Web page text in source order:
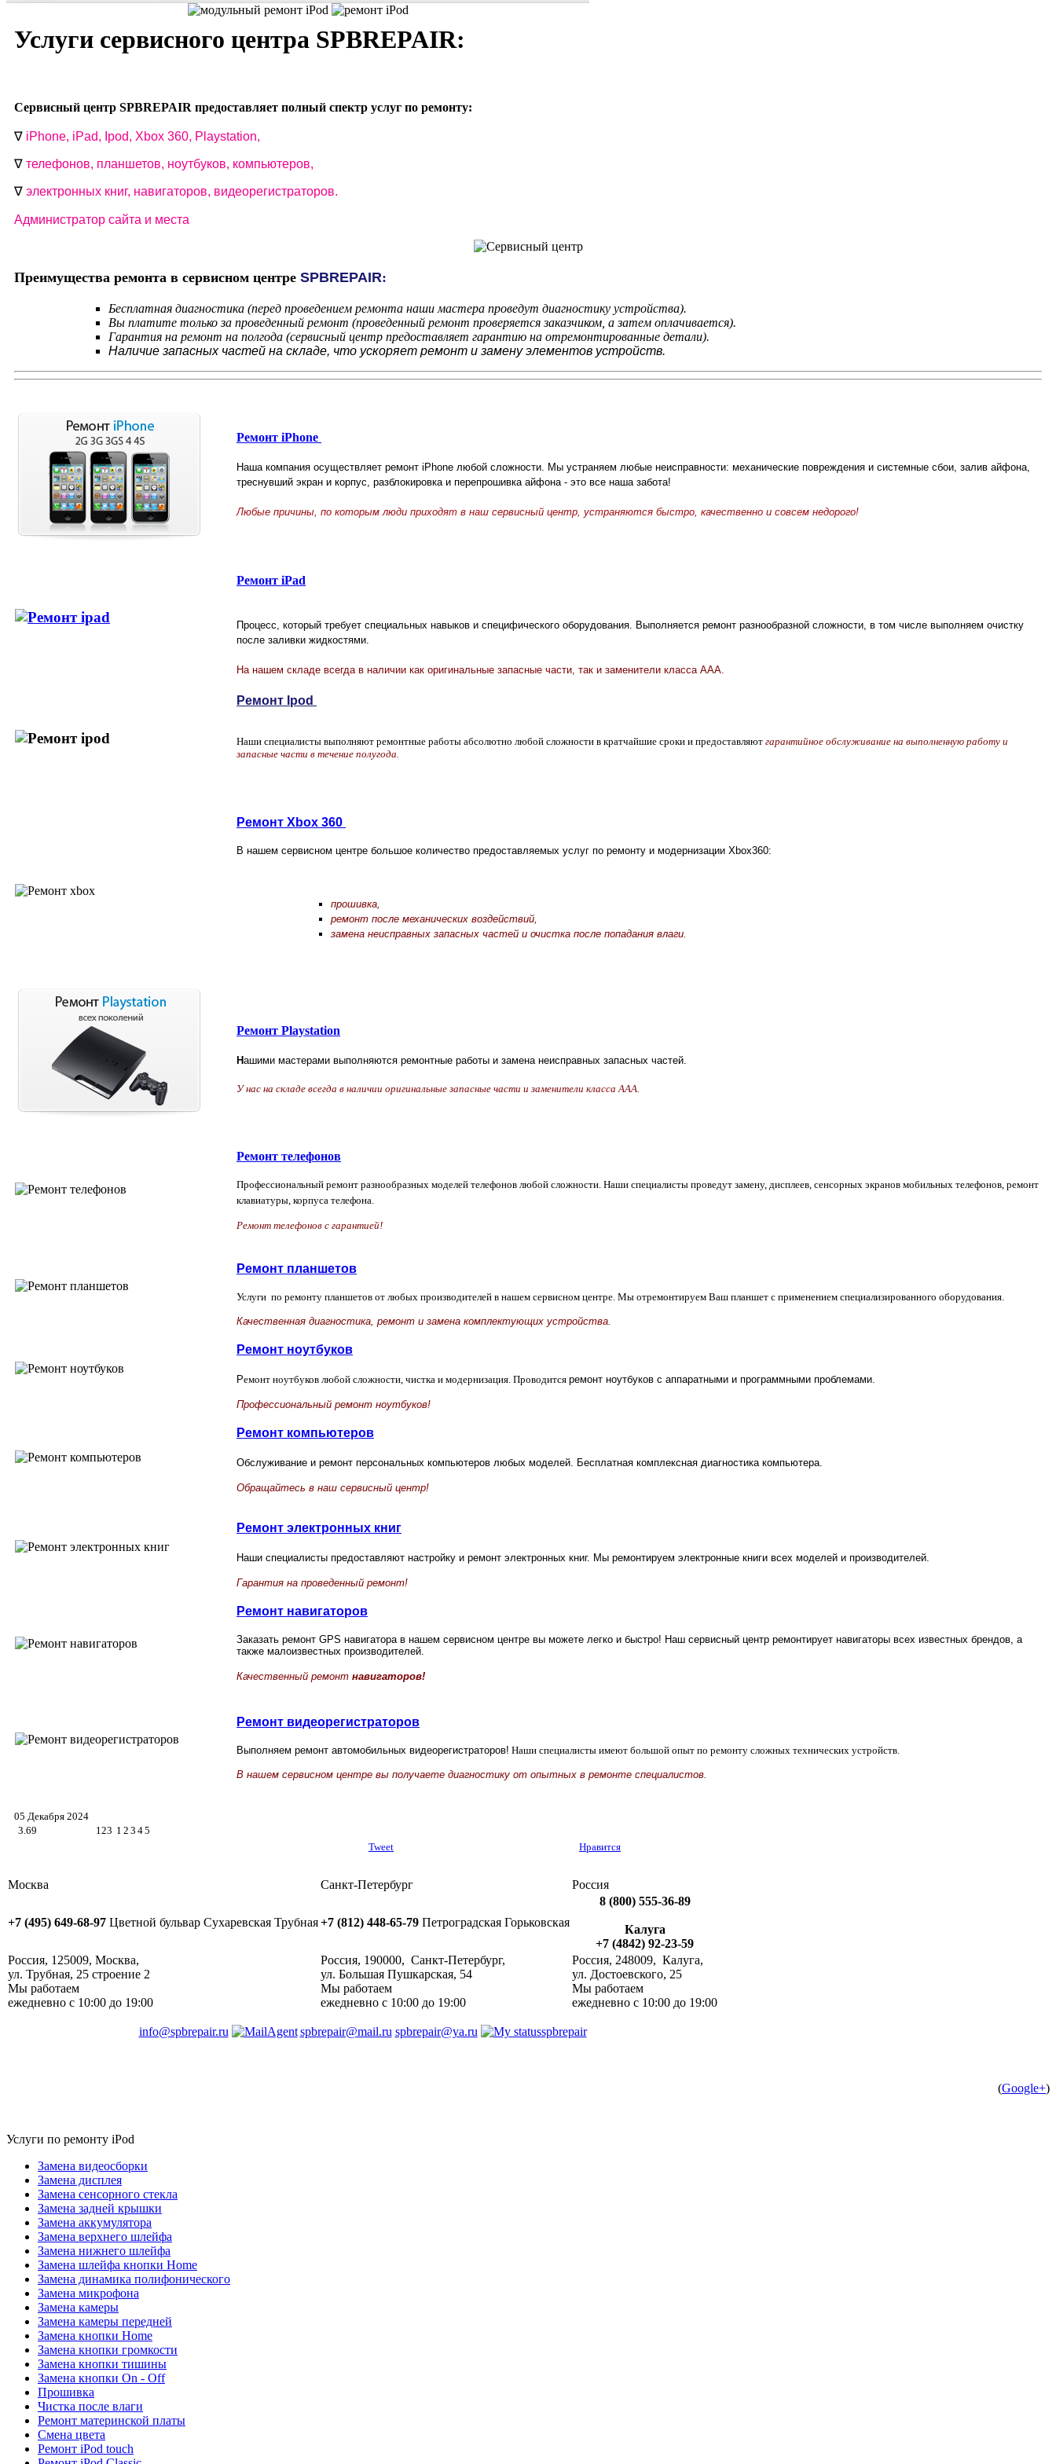
Услуги сервисного центра SPBREPAIR:
Сервисный центр SPBREPAIR предоставляет полный спектр услуг по ремонту:
∇ iPhone, iPad, Ipod, Xbox 360, Playstation,
∇ телефонов, планшетов, ноутбуков, компьютеров,
∇ электронных книг, навигаторов, видеорегистраторов.
Администратор сайта и места
Преимущества ремонта в сервисном центре SPBREPAIR:
Бесплатная диагностика (перед проведением ремонта наши мастера проведут диагностику устройства).
Вы платите только за проведенный ремонт (проведенный ремонт проверяется заказчиком, а затем оплачивается).
Гарантия на ремонт на полгода (сервисный центр предоставляет гарантию на отремонтированные детали).
Наличие запасных частей на складе, что ускоряет ремонт и замену элементов устройств.
Ремонт iPhone
Наша компания осуществляет ремонт iPhone любой сложности. Мы устраняем любые неисправности: механические повреждения и системные сбои, залив айфона,
треснувший экран и корпус, разблокировка и перепрошивка айфона - это все наша забота!
Любые причины, по которым люди приходят в наш сервисный центр, устраняются быстро, качественно и совсем недорого!
Ремонт iPad
Процесс, который требует специальных навыков и специфического оборудования. Выполняется ремонт разнообразной сложности, в том числе выполняем очистку
после заливки жидкостями.
На нашем складе всегда в наличии как оригинальные запасные части, так и заменители класса ААА.
Ремонт Ipod
Наши специалисты выполняют ремонтные работы абсолютно любой сложности в кратчайшие сроки и предоставляют гарантийное обслуживание на выполненную работу и
запасные части в течение полугода.
Ремонт Xbox 360
В нашем сервисном центре большое количество предоставляемых услуг по ремонту и модернизации Xbox360:
прошивка,
ремонт после механических воздействий,
замена неисправных запасных частей и очистка после попадания влаги.
Ремонт Playstation
Нашими мастерами выполняются ремонтные работы и замена неисправных запасных частей.
У нас на складе всегда в наличии оригинальные запасные части и заменители класса ААА.
Ремонт телефонов
Профессиональный ремонт разнообразных моделей телефонов любой сложности. Наши специалисты проведут замену, дисплеев, сенсорных экранов мобильных телефонов, ремонт
клавиатуры, корпуса телефона.
Ремонт телефонов с гарантией!
Ремонт планшетов
Услуги по ремонту планшетов от любых производителей в нашем сервисном центре. Мы отремонтируем Ваш планшет с применением специализированного оборудования.
Качественная диагностика, ремонт и замена комплектующих устройства.
Ремонт ноутбуков
Ремонт ноутбуков любой сложности, чистка и модернизация. Проводится ремонт ноутбуков с аппаратными и программными проблемами.
Профессиональный ремонт ноутбуков!
Ремонт компьютеров
Обслуживание и ремонт персональных компьютеров любых моделей. Бесплатная комплексная диагностика компьютера.
Обращайтесь в наш сервисный центр!
Ремонт электронных книг
Наши специалисты предоставляют настройку и ремонт электронных книг. Мы ремонтируем электронные книги всех моделей и производителей.
Гарантия на проведенный ремонт!
Ремонт навигаторов
Заказать ремонт GPS навигатора в нашем сервисном центре вы можете легко и быстро! Наш сервисный центр ремонтирует навигаторы всех известных брендов, а
также малоизвестных производителей.
Качественный ремонт навигаторов!
Ремонт видеорегистраторов
Выполняем ремонт автомобильных видеорегистраторов! Наши специалисты имеют большой опыт по ремонту сложных технических устройств.
В нашем сервисном центре вы получаете диагностику от опытных в ремонте специалистов.
05 Декабря 2024
3.69
123 1 2 3 45
Tweet
Нравится
Москва Санкт-Петербург Россия
+7 (495) 649-68-97 Цветной бульвар Сухаревская Трубная+7 (812) 448-65-79 Петроградская Горьковская
8 (800) 555-36-89
Калуга
+7 (4842) 92-23-59
Россия, 125009, Москва, ‎
ул. Трубная, 25 строение 2
Мы работаем
ежедневно с 10:00 до 19:00
Россия, 190000, ‎ Санкт-Петербург,
ул. Большая Пушкарская, 54
Мы работаем
ежедневно с 10:00 до 19:00
Россия, 248009, ‎ Калуга,
ул. Достоевского, 25
Мы работаем
ежедневно с 10:00 до 19:00
info@spbrepair.ru spbrepair@mail.ru spbrepair@ya.ru spbrepair
(Google+)
Услуги по ремонту iPod
Замена видеосборки
Замена дисплея
Замена cенсорного стекла
Замена задней крышки
Замена аккумулятора
Замена верхнего шлейфа
Замена нижнего шлейфа
Замена шлейфа кнопки Home
Замена динамика полифонического
Замена микрофона
Замена камеры
Замена камеры передней
Замена кнопки Home
Замена кнопки громкости
Замена кнопки тишины
Замена кнопки On - Off
Прошивка
Чистка после влаги
Ремонт материнской платы
Смена цвета
Ремонт iPod touch